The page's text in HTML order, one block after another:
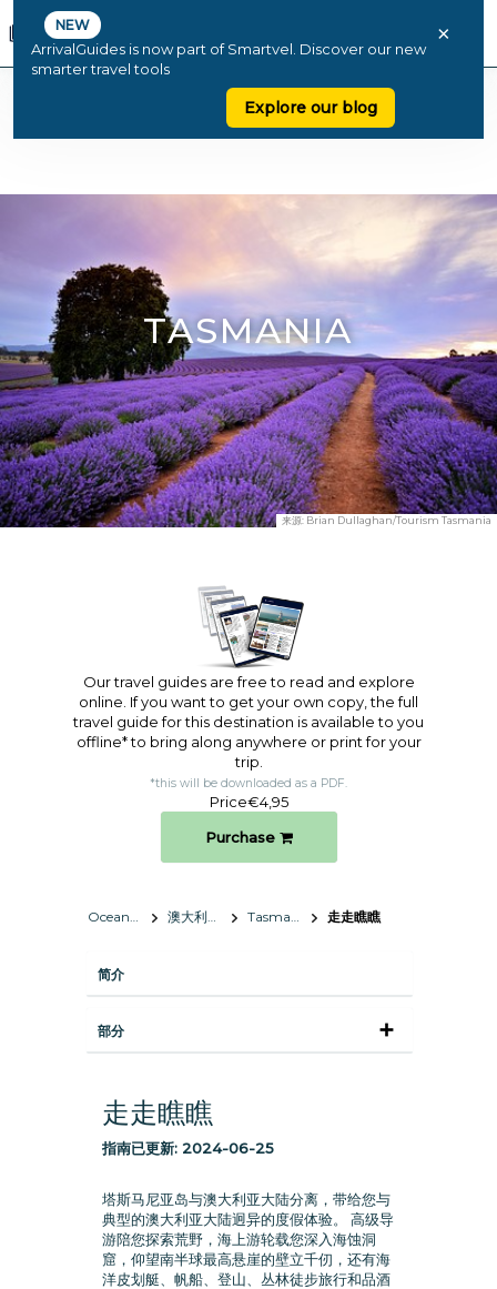
NEW
ArrivalGuides is now part of Smartvel. Discover our new
smarter travel tools
Explore our blog
×
TASMANIA
来源: Brian Dullaghan/Tourism Tasmania
Our travel guides are free to read and explore
online. If you want to get your own copy, the full
travel guide for this destination is available to you
offline* to bring along anywhere or print for your
trip.​
*this will be downloaded as a PDF.
Price€4,95
Purchase
Oceania 澳大利亞 Tasmania 走走瞧瞧
简介
部分
走走瞧瞧
指南已更新: 2024-06-25
塔斯马尼亚岛与澳大利亚大陆分离，带给您与
典型的澳大利亚大陆迥异的度假体验。 高级导
游陪您探索荒野，海上游轮载您深入海蚀洞
窟，仰望南半球最高悬崖的壁立千仞，还有海
洋皮划艇、帆船、登山、丛林徒步旅行和品酒